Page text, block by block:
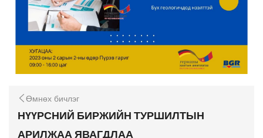
Өмнөх бичлэг
НҮҮРСНИЙ БИРЖИЙН ТУРШИЛТЫН
АРИЛЖАА ЯВАГДЛАА